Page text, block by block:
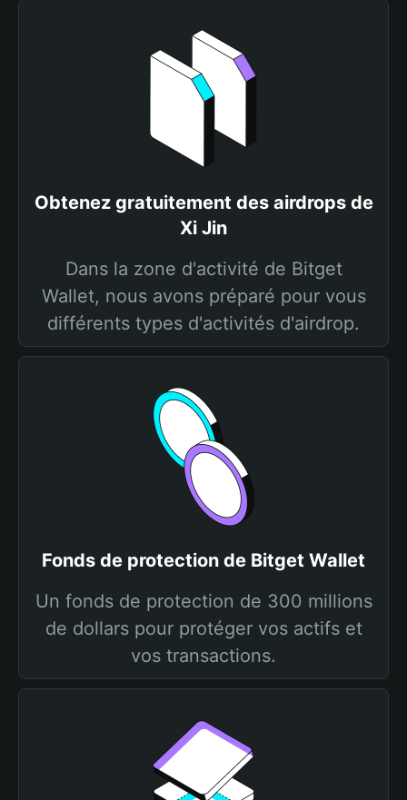
Obtenez gratuitement des airdrops de
Xi Jin
Dans la zone d'activité de Bitget
Wallet, nous avons préparé pour vous
différents types d'activités d'airdrop.
Fonds de protection de Bitget Wallet
Un fonds de protection de 300 millions
de dollars pour protéger vos actifs et
vos transactions.